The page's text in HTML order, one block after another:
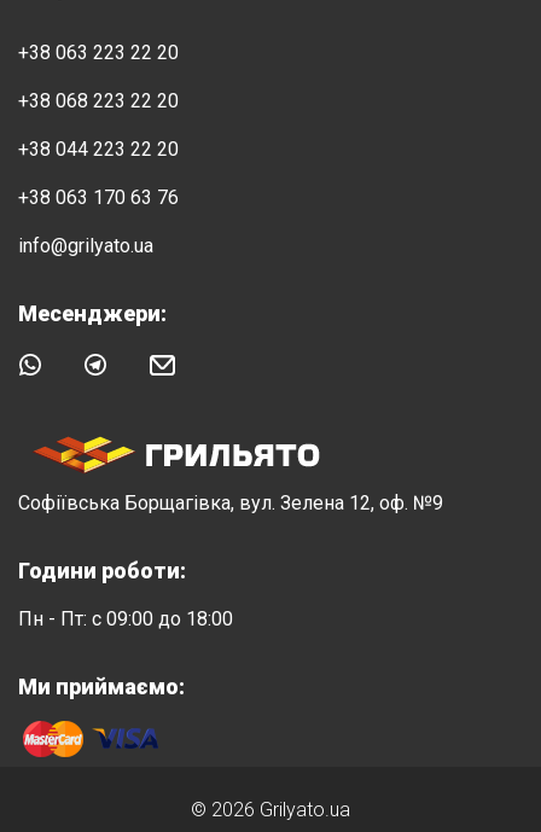
+38 063 223 22 20
+38 068 223 22 20
+38 044 223 22 20
+38 063 170 63 76
info@grilyato.ua
Месенджери:
Софіївська Борщагівка, вул. Зелена 12, оф. №9
Години роботи:
Пн - Пт: с 09:00 до 18:00
Ми приймаємо:
© 2026 Grilyato.ua